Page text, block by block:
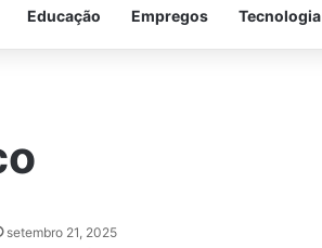
Educação Empregos Tecnologia
setembro 21, 2025